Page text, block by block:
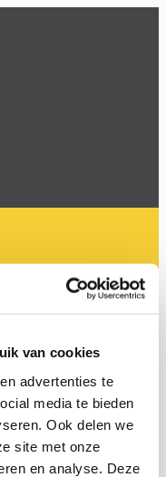
van cookies
advertenties te
media te bieden
Ook delen we
site met onze
en analyse. Deze